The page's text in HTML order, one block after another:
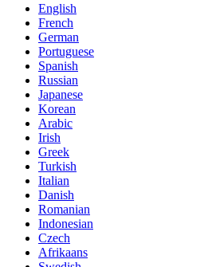
English
French
German
Portuguese
Spanish
Russian
Japanese
Korean
Arabic
Irish
Greek
Turkish
Italian
Danish
Romanian
Indonesian
Czech
Afrikaans